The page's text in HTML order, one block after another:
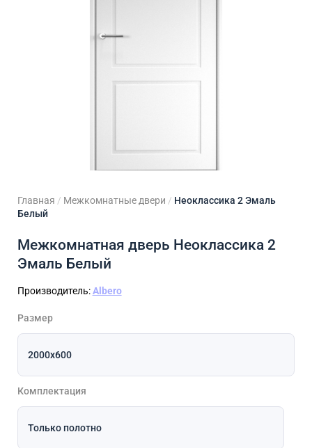
Главная / Межкомнатные двери / Неоклассика 2 Эмаль
Белый
Межкомнатная дверь Неоклассика 2
Эмаль Белый
Производитель:Albero
Размер
Комплектация